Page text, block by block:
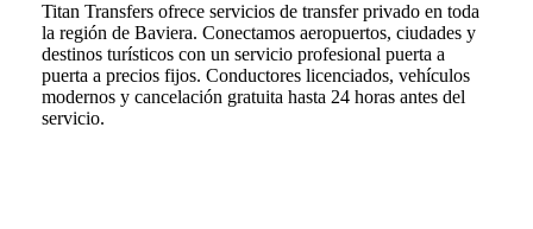
Titan Transfers ofrece servicios de transfer privado en toda
la región de Baviera. Conectamos aeropuertos, ciudades y
destinos turísticos con un servicio profesional puerta a
puerta a precios fijos. Conductores licenciados, vehículos
modernos y cancelación gratuita hasta 24 horas antes del
servicio.